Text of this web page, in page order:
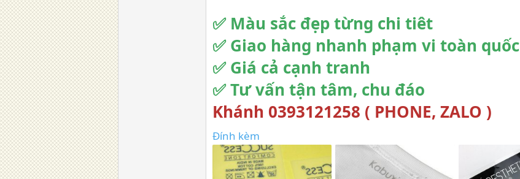
✅ Màu sắc đẹp từng chi tiêt
✅ Giao hàng nhanh phạm vi toàn quốc
✅ Giá cả cạnh tranh
✅ Tư vấn tận tâm, chu đáo
Khánh 0393121258 ( PHONE, ZALO )
Đính kèm